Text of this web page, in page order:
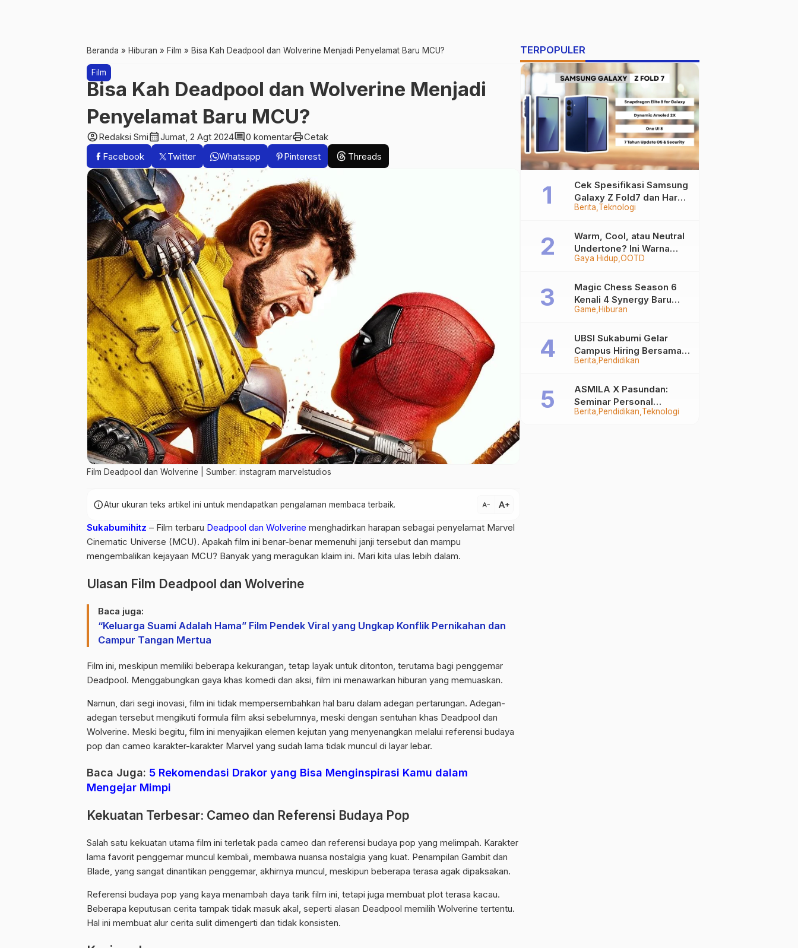
Beranda » Hiburan » Film » Bisa Kah Deadpool dan Wolverine Menjadi Penyelamat Baru MCU?
Film
Bisa Kah Deadpool dan Wolverine Menjadi
Penyelamat Baru MCU?
account_circleRedaksi Smicalendar_monthJumat, 2 Agt 2024comment0 komentarprintCetak
Facebook
Twitter Whatsapp Pinterest Threads
Film Deadpool dan Wolverine | Sumber: instagram marvelstudios
infoAtur ukuran teks artikel ini untuk mendapatkan pengalaman membaca terbaik. text_decrease text_increase
Sukabumihitz – Film terbaru Deadpool dan Wolverine menghadirkan harapan sebagai penyelamat Marvel
Cinematic Universe (MCU). Apakah film ini benar-benar memenuhi janji tersebut dan mampu
mengembalikan kejayaan MCU? Banyak yang meragukan klaim ini. Mari kita ulas lebih dalam.
Ulasan Film Deadpool dan Wolverine
Baca juga:
“Keluarga Suami Adalah Hama” Film Pendek Viral yang Ungkap Konflik Pernikahan dan
Campur Tangan Mertua
Film ini, meskipun memiliki beberapa kekurangan, tetap layak untuk ditonton, terutama bagi penggemar
Deadpool. Menggabungkan gaya khas komedi dan aksi, film ini menawarkan hiburan yang memuaskan.
Namun, dari segi inovasi, film ini tidak mempersembahkan hal baru dalam adegan pertarungan. Adegan-
adegan tersebut mengikuti formula film aksi sebelumnya, meski dengan sentuhan khas Deadpool dan
Wolverine. Meski begitu, film ini menyajikan elemen kejutan yang menyenangkan melalui referensi budaya
pop dan cameo karakter-karakter Marvel yang sudah lama tidak muncul di layar lebar.
Baca Juga: 5 Rekomendasi Drakor yang Bisa Menginspirasi Kamu dalam
Mengejar Mimpi
Kekuatan Terbesar: Cameo dan Referensi Budaya Pop
Salah satu kekuatan utama film ini terletak pada cameo dan referensi budaya pop yang melimpah. Karakter
lama favorit penggemar muncul kembali, membawa nuansa nostalgia yang kuat. Penampilan Gambit dan
Blade, yang sangat dinantikan penggemar, akhirnya muncul, meskipun beberapa terasa agak dipaksakan.
Referensi budaya pop yang kaya menambah daya tarik film ini, tetapi juga membuat plot terasa kacau.
Beberapa keputusan cerita tampak tidak masuk akal, seperti alasan Deadpool memilih Wolverine tertentu.
Hal ini membuat alur cerita sulit dimengerti dan tidak konsisten.
TERPOPULER
Berita Teknologi
Cek Spesifikasi Samsung
Galaxy Z Fold7 dan Harga
Resminya
Gaya Hidup OOTD
Warm, Cool, atau Neutral
Undertone? Ini Warna
Baju yang Bikin Kamu
Game Hiburan
Magic Chess Season 6
Kenali 4 Synergy Baru
Terkuat
Berita Pendidikan
UBSI Sukabumi Gelar
Campus Hiring Bersama
PKSS, Buka Peluang Kerja
Berita Pendidikan Teknologi
ASMILA X Pasundan:
Seminar Personal
Branding dan Kreativitas